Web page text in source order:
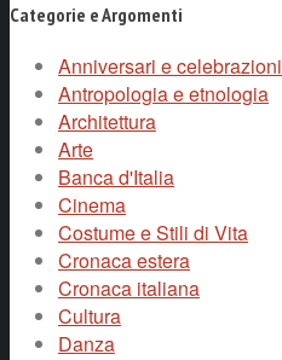
Categorie e Argomenti
Anniversari e celebrazioni
Antropologia e etnologia
Architettura
Arte
Banca d'Italia
Cinema
Costume e Stili di Vita
Cronaca estera
Cronaca italiana
Cultura
Danza